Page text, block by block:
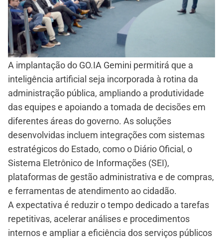
A implantação do GO.IA Gemini permitirá que a
inteligência artificial seja incorporada à rotina da
administração pública, ampliando a produtividade
das equipes e apoiando a tomada de decisões em
diferentes áreas do governo. As soluções
desenvolvidas incluem integrações com sistemas
estratégicos do Estado, como o Diário Oficial, o
Sistema Eletrônico de Informações (SEI),
plataformas de gestão administrativa e de compras,
e ferramentas de atendimento ao cidadão.
A expectativa é reduzir o tempo dedicado a tarefas
repetitivas, acelerar análises e procedimentos
internos e ampliar a eficiência dos serviços públicos